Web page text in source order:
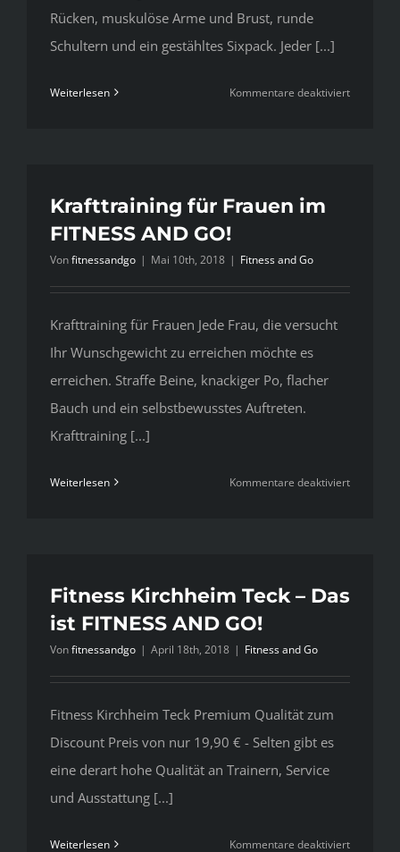
Rücken, muskulöse Arme und Brust, runde
Schultern und ein gestähltes Sixpack. Jeder [...]
Weiterlesen Kommentare deaktiviertfür
Krafttraining für Frauen im
FITNESS AND GO!
Vonfitnessandgo | Mai 10th, 2018 | Fitness and Go
Krafttraining für Frauen Jede Frau, die versucht
Ihr Wunschgewicht zu erreichen möchte es
erreichen. Straffe Beine, knackiger Po, flacher
Bauch und ein selbstbewusstes Auftreten.
Krafttraining [...]
Weiterlesen Kommentare deaktiviertfür
Fitness Kirchheim Teck – Das
ist FITNESS AND GO!
Vonfitnessandgo | April 18th, 2018 | Fitness and Go
Fitness Kirchheim Teck Premium Qualität zum
Discount Preis von nur 19,90 € - Selten gibt es
eine derart hohe Qualität an Trainern, Service
und Ausstattung [...]
Weiterlesen Kommentare deaktiviertfür